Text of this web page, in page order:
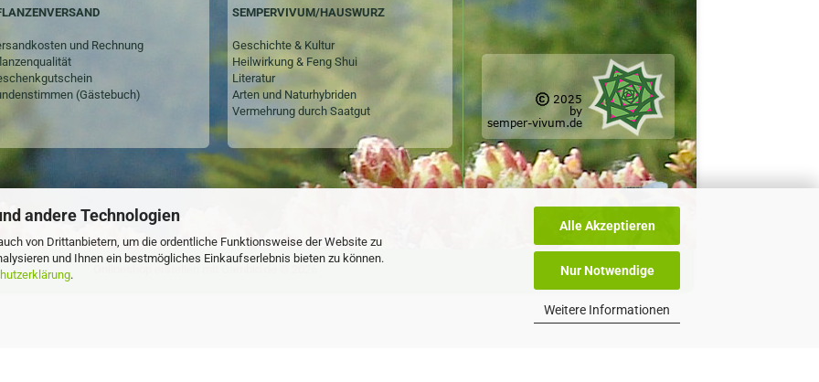
andere Technologien
von Drittanbietern, um die ordentliche Funktionsweise der Website zu
und Ihnen ein bestmögliches Einkaufserlebnis bieten zu können.
.
Alle Akzeptieren
Nur Notwendige
Weitere Informationen
und Rechnung
(Gästebuch)
SEMPERVIVUM/HAUSWURZ
Geschichte & Kultur
Heilwirkung & Feng Shui
Literatur
Arten und Naturhybriden
Vermehrung durch Saatgut
Onlineshop erstellen